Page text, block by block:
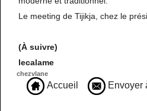
Le meeting de Tijikja, chez le
(À suivre)
lecalame
chezvlane
Accueil Envoyer